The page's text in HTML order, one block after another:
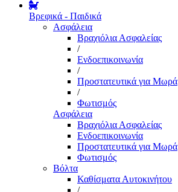
Βρεφικά - Παιδικά
Ασφάλεια
Βραχιόλια Ασφαλείας
/
Ενδοεπικοινωνία
/
Προστατευτικά για Μωρά
/
Φωτισμός
Ασφάλεια
Βραχιόλια Ασφαλείας
Ενδοεπικοινωνία
Προστατευτικά για Μωρά
Φωτισμός
Βόλτα
Καθίσματα Αυτοκινήτου
/